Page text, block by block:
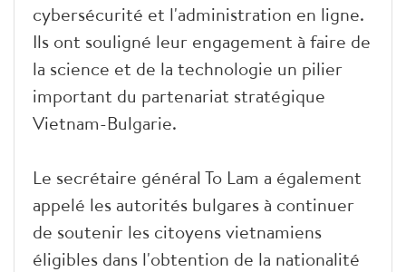
cybersécurité et l'administration en ligne.
Ils ont souligné leur engagement à faire de
la science et de la technologie un pilier
important du partenariat stratégique
Vietnam-Bulgarie.
Le secrétaire général To Lam a également
appelé les autorités bulgares à continuer
de soutenir les citoyens vietnamiens
éligibles dans l'obtention de la nationalité